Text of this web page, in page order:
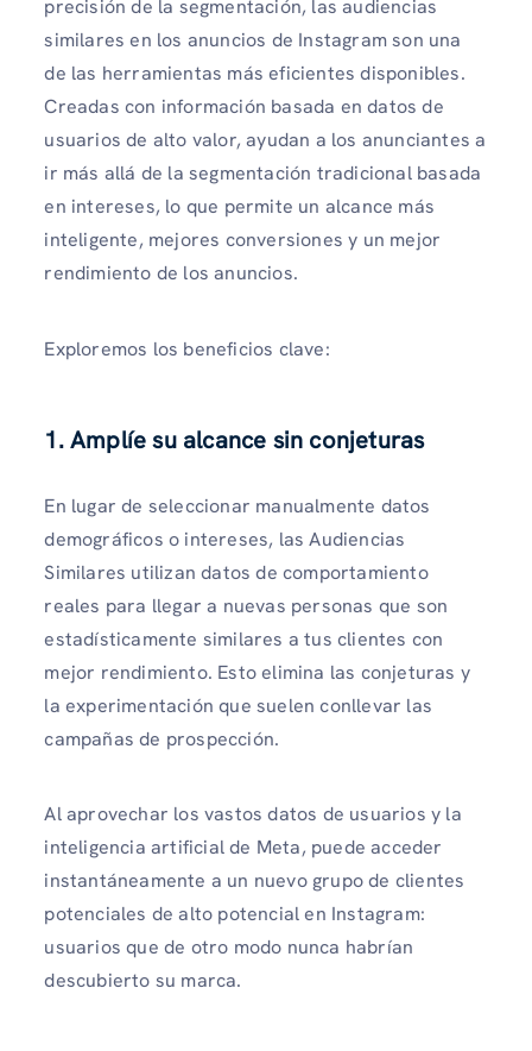
precisión de la segmentación, las audiencias
similares en los anuncios de Instagram son una
de las herramientas más eficientes disponibles.
Creadas con información basada en datos de
usuarios de alto valor, ayudan a los anunciantes a
ir más allá de la segmentación tradicional basada
en intereses, lo que permite un alcance más
inteligente, mejores conversiones y un mejor
rendimiento de los anuncios.
Exploremos los beneficios clave:
1. Amplíe su alcance sin conjeturas
En lugar de seleccionar manualmente datos
demográficos o intereses, las Audiencias
Similares utilizan datos de comportamiento
reales para llegar a nuevas personas que son
estadísticamente similares a tus clientes con
mejor rendimiento. Esto elimina las conjeturas y
la experimentación que suelen conllevar las
campañas de prospección.
Al aprovechar los vastos datos de usuarios y la
inteligencia artificial de Meta, puede acceder
instantáneamente a un nuevo grupo de clientes
potenciales de alto potencial en Instagram:
usuarios que de otro modo nunca habrían
descubierto su marca.